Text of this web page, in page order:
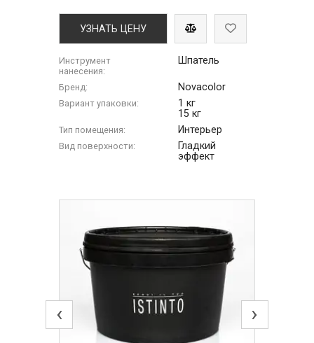
УЗНАТЬ ЦЕНУ
Инструмент
нанесения:
Шпатель
Бренд: Novacolor
Вариант упаковки:
1 кг
15 кг
Тип помещения: Интерьер
Вид поверхности:
Гладкий
эффект
‹ ›